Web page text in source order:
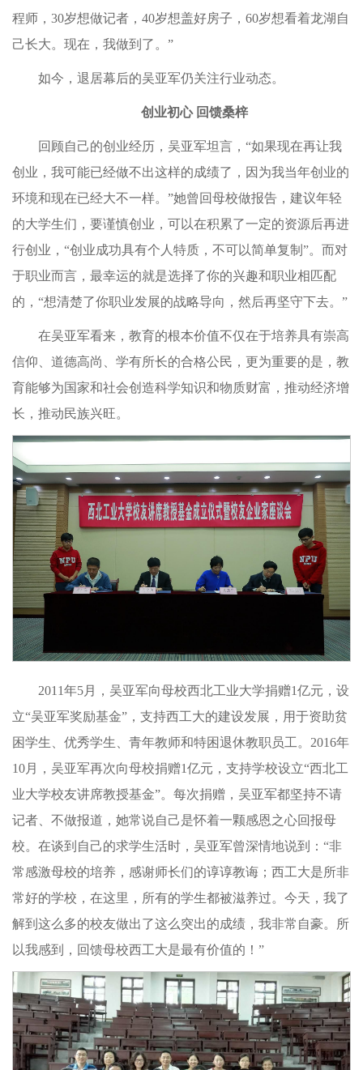
程师，30岁想做记者，40岁想盖好房子，60岁想看着龙湖自
己长大。现在，我做到了。”
如今，退居幕后的吴亚军仍关注行业动态。
创业初心 回馈桑梓
回顾自己的创业经历，吴亚军坦言，“如果现在再让我
创业，我可能已经做不出这样的成绩了，因为我当年创业的
环境和现在已经大不一样。”她曾回母校做报告，建议年轻
的大学生们，要谨慎创业，可以在积累了一定的资源后再进
行创业，“创业成功具有个人特质，不可以简单复制”。而对
于职业而言，最幸运的就是选择了你的兴趣和职业相匹配
的，“想清楚了你职业发展的战略导向，然后再坚守下去。”
在吴亚军看来，教育的根本价值不仅在于培养具有崇高
信仰、道德高尚、学有所长的合格公民，更为重要的是，教
育能够为国家和社会创造科学知识和物质财富，推动经济增
长，推动民族兴旺。
2011年5月，吴亚军向母校西北工业大学捐赠1亿元，设
立“吴亚军奖励基金”，支持西工大的建设发展，用于资助贫
困学生、优秀学生、青年教师和特困退休教职员工。2016年
10月，吴亚军再次向母校捐赠1亿元，支持学校设立“西北工
业大学校友讲席教授基金”。每次捐赠，吴亚军都坚持不请
记者、不做报道，她常说自己是怀着一颗感恩之心回报母
校。在谈到自己的求学生活时，吴亚军曾深情地说到：“非
常感激母校的培养，感谢师长们的谆谆教诲；西工大是所非
常好的学校，在这里，所有的学生都被滋养过。今天，我了
解到这么多的校友做出了这么突出的成绩，我非常自豪。所
以我感到，回馈母校西工大是最有价值的！”